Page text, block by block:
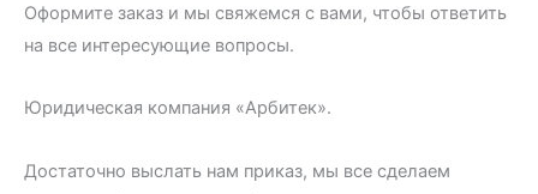
Оформите заказ и мы свяжемся с вами, чтобы ответить
на все интересующие вопросы.
Юридическая компания «Арбитек».
Достаточно выслать нам приказ, мы все сделаем